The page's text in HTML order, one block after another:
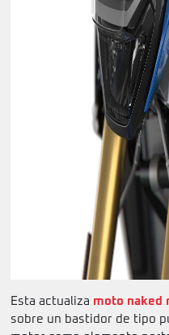
Esta actualiza moto naked
sobre un bastidor de tipo